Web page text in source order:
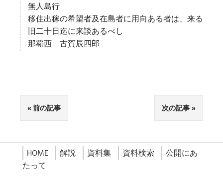
無人島行
移住出稼の希望者及在島者に用向ある者は、来る
旧二十日迄に来談あるべし
那覇西 古賀辰四郎
前の記事 次の記事
HOME 解説 資料集 資料検索
公開にあ
たって